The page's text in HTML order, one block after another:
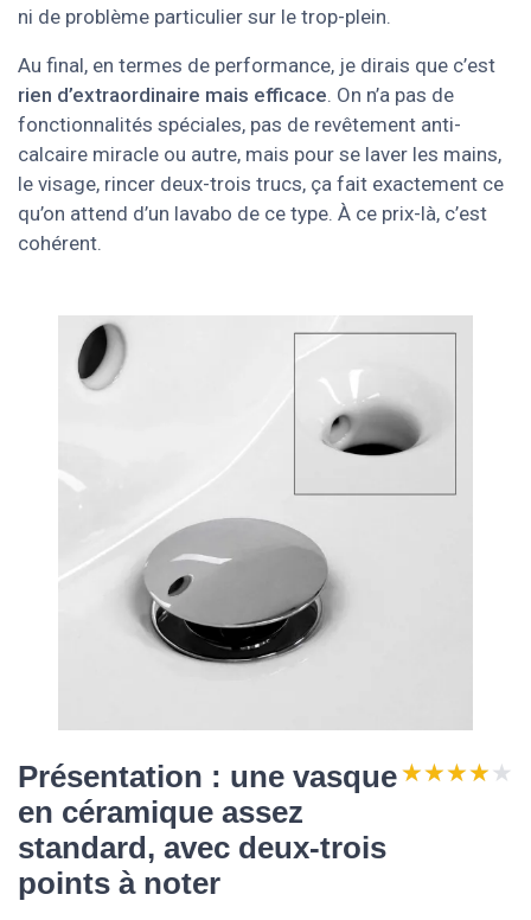
ni de problème particulier sur le trop-plein.
Au final, en termes de performance, je dirais que c’est
rien d’extraordinaire mais efficace. On n’a pas de
fonctionnalités spéciales, pas de revêtement anti-
calcaire miracle ou autre, mais pour se laver les mains,
le visage, rincer deux-trois trucs, ça fait exactement ce
qu’on attend d’un lavabo de ce type. À ce prix-là, c’est
cohérent.
Présentation : une vasque
en céramique assez
standard, avec deux-trois
points à noter
★★★★★
★★★★★